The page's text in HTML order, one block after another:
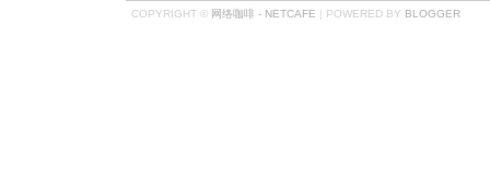
COPYRIGHT © 网络咖啡 - NETCAFE | POWERED BY BLOGGER